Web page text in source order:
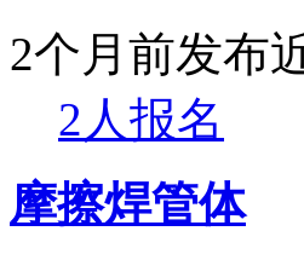
2个月前发布
2人报名
摩擦焊管体